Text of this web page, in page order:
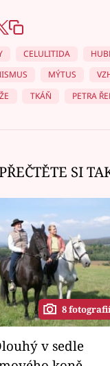
CELULITIDA
MÝTUS
TKÁŇ PETRA
SI
8